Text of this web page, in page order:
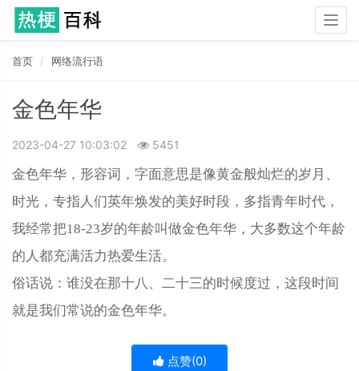
首页 网络流行语
金色年华
2023-04-27 10:03:02 5451
金色年华，形容词，字面意思是像黄金般灿烂的岁月、
时光，专指人们英年焕发的美好时段，多指青年时代，
我经常把18-23岁的年龄叫做金色年华，大多数这个年龄
的人都充满活力热爱生活。
俗话说：谁没在那十八、二十三的时候度过，这段时间
就是我们常说的金色年华。
点赞(0)